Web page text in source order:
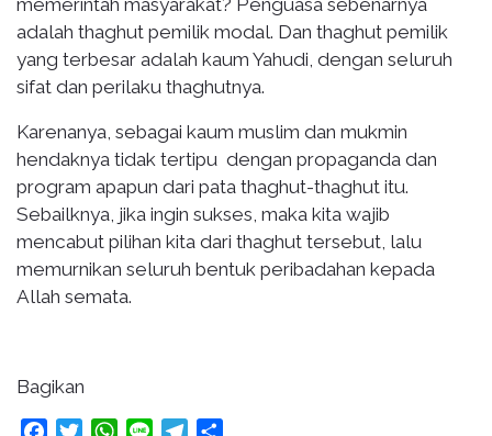
adalah thaghut pemilik modal. Dan thaghut pemilik
yang terbesar adalah kaum Yahudi, dengan seluruh
sifat dan perilaku thaghutnya.
Karenanya, sebagai kaum muslim dan mukmin
hendaknya tidak tertipu dengan propaganda dan
program apapun dari pata thaghut-thaghut itu.
Sebailknya, jika ingin sukses, maka kita wajib
mencabut pilihan kita dari thaghut tersebut, lalu
memurnikan seluruh bentuk peribadahan kepada
Allah semata.
Bagikan
FacebookTwitterWhatsApp
Line Telegram